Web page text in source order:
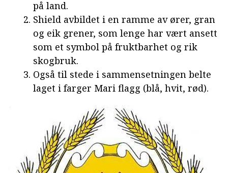
på land.
Shield avbildet i en ramme av ører, gran
og eik grener, som lenge har vært ansett
som et symbol på fruktbarhet og rik
skogbruk.
Også til stede i sammensetningen belte
laget i farger Mari flagg (blå, hvit, rød).